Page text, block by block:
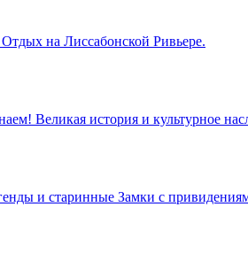
на Лиссабонской Ривьере.
Великая история и культурное
и старинные Замки с